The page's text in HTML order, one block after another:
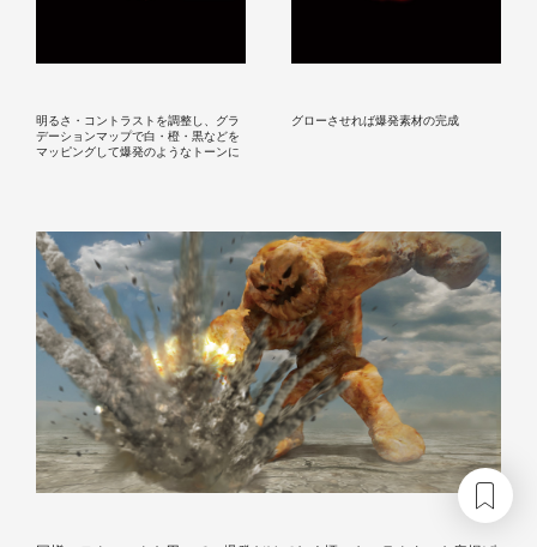
明るさ・コントラストを調整し、グラ
デーションマップで白・橙・黒などを
マッピングして爆発のようなトーンに
グローさせれば爆発素材の完成